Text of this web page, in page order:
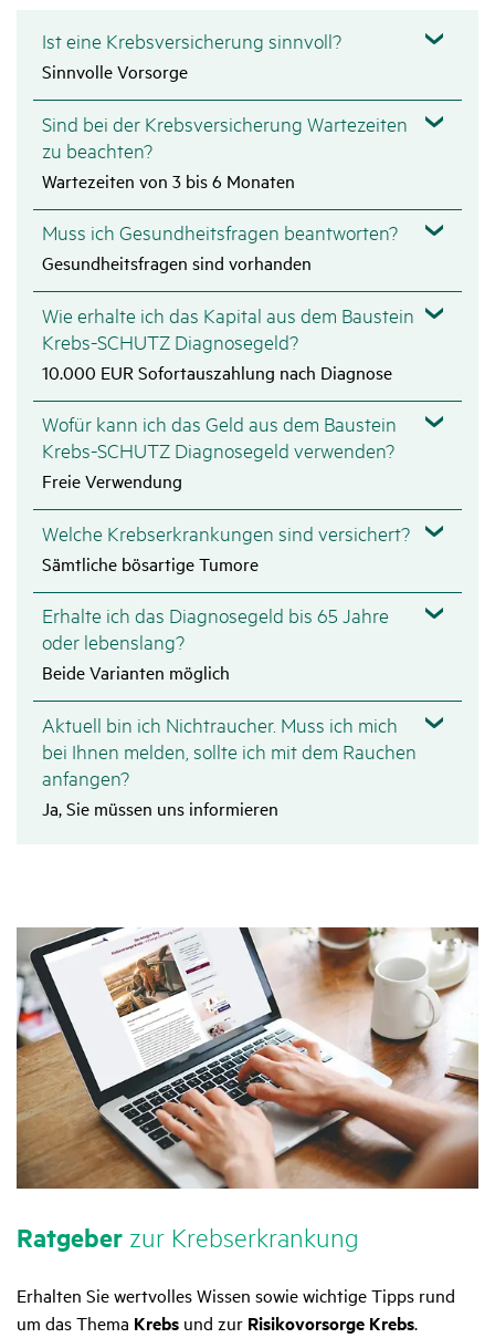
Ist eine Krebsversicherung sinnvoll?
Sinnvolle Vorsorge
Sind bei der Krebsversicherung Wartezeiten
zu beachten?
Wartezeiten von 3 bis 6 Monaten
Muss ich Gesundheitsfragen beantworten?
Gesundheitsfragen sind vorhanden
Wie erhalte ich das Kapital aus dem Baustein
Krebs-SCHUTZ Diagnosegeld?
10.000 EUR Sofortauszahlung nach Diagnose
Wofür kann ich das Geld aus dem Baustein
Krebs-SCHUTZ Diagnosegeld verwenden?
Freie Verwendung
Welche Krebserkrankungen sind versichert?
Sämtliche bösartige Tumore
Erhalte ich das Diagnosegeld bis 65 Jahre
oder lebenslang?
Beide Varianten möglich
Aktuell bin ich Nichtraucher. Muss ich mich
bei Ihnen melden, sollte ich mit dem Rauchen
anfangen?
Ja, Sie müssen uns informieren
Ratgeber zur Krebs­er­kran­kung
Erhalten Sie wertvolles Wissen sowie wichtige Tipps rund
um das Thema Krebs und zur Risikovorsorge Krebs.